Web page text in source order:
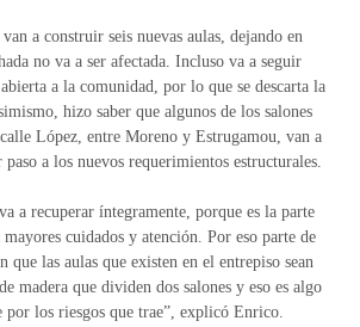
a construir seis nuevas aulas, dejando en
no va a ser afectada. Incluso va a seguir
a la comunidad, por lo que se descarta la
hizo saber que algunos de los salones
López, entre Moreno y Estrugamou, van a
a los nuevos requerimientos estructurales.
a recuperar íntegramente, porque es la parte
cuidados y atención. Por eso parte de
que las aulas que existen en el entrepiso sean
madera que dividen dos salones y eso es algo
por los riesgos que trae”, explicó Enrico.